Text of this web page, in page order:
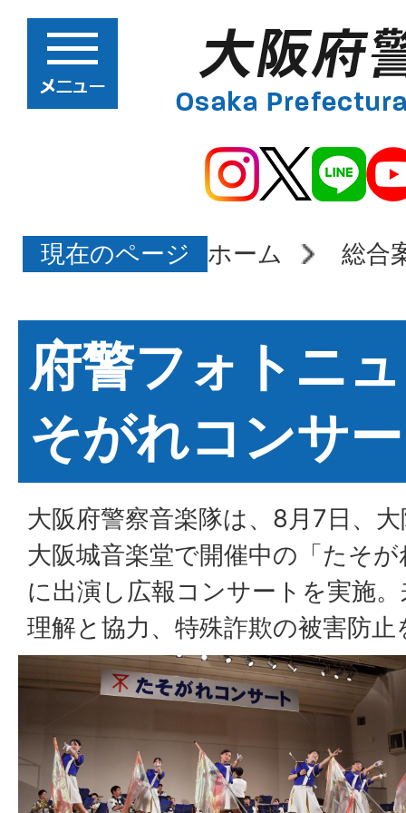
現在のページ ホーム 総合
府警フォトニ
そがれコンサ
大阪府警察音楽隊は、8月7日、
大阪城音楽堂で開催中の「たそ
に出演し広報コンサートを実施
理解と協力、特殊詐欺の被害防